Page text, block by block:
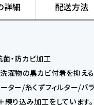
詳細 配送方法
・防カビ加工
濯物の黒カビ付着を抑え
ター/糸くずフィルター/バ
り込み加工をしています。